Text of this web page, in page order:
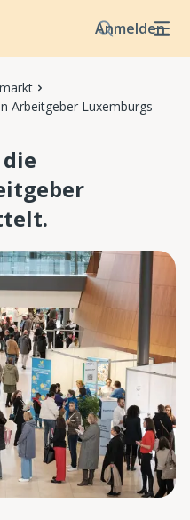
Anmelden
Arbeitgeber Luxemburgs